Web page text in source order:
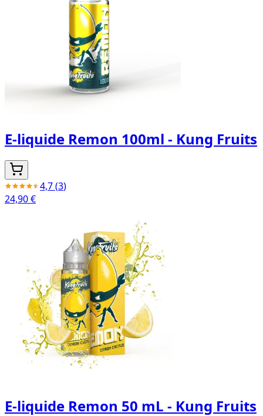
E-liquide Remon 100ml - Kung Fruits
4,7(3)
24,90 €
E-liquide Remon 50 mL - Kung Fruits